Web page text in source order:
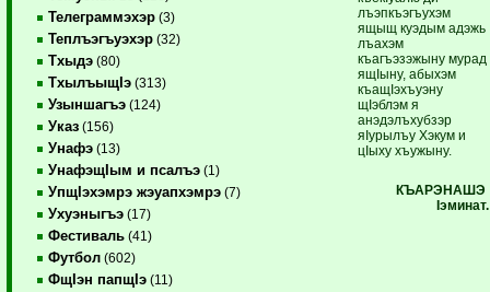
Телеграммэхэр (3)
Теплъэгъуэхэр (32)
Тхыдэ (80)
ТхылъыщIэ (313)
Узыншагъэ (124)
Указ (156)
Унафэ (13)
УнафэщIым и псалъэ (1)
УпщIэхэмрэ жэуапхэмрэ (7)
Ухуэныгъэ (17)
Фестиваль (41)
Футбол (602)
ФщIэн папщIэ (11)
лъэпкъэгъухэм
ящыщ куэдым адэжь
лъахэм
къагъэзэжыну мурад
ящIыну, абыхэм
къащIэхъуэну
щIэблэм я
анэдэлъхубзэр
яIурылъу Хэкум и
цIыху хъужыну.
КЪАРЭНАШЭ
Iэминат.